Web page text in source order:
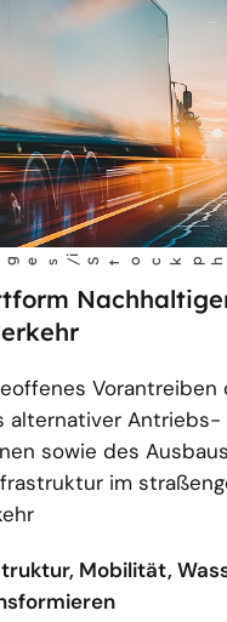
Vorantreiben
alternativer Antriebs-
sowie des Ausbaus
im
Mobilität,